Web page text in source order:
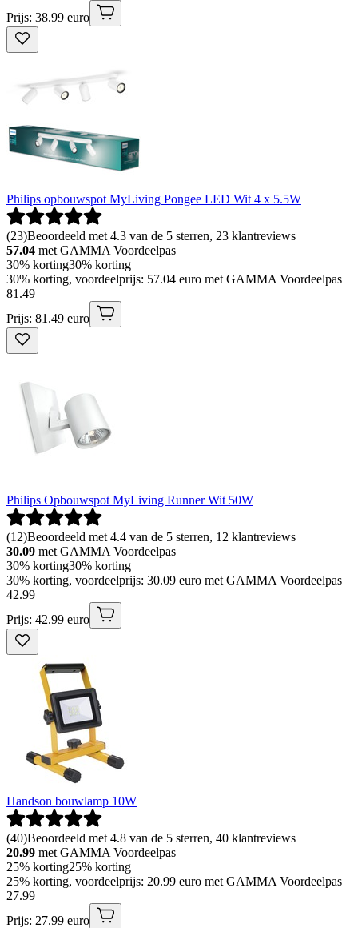
Prijs: 38.99 euro
Philips opbouwspot MyLiving Pongee LED Wit 4 x 5.5W
(23)Beoordeeld met 4.3 van de 5 sterren, 23 klantreviews
57.04 met GAMMA Voordeelpas
30% korting30% korting
30% korting, voordeelprijs: 57.04 euro met GAMMA Voordeelpas
81 .49
Prijs: 81.49 euro
Philips Opbouwspot MyLiving Runner Wit 50W
(12)Beoordeeld met 4.4 van de 5 sterren, 12 klantreviews
30.09 met GAMMA Voordeelpas
30% korting30% korting
30% korting, voordeelprijs: 30.09 euro met GAMMA Voordeelpas
42.99
Prijs: 42.99 euro
Handson bouwlamp 10W
(40)Beoordeeld met 4.8 van de 5 sterren, 40 klantreviews
20.99 met GAMMA Voordeelpas
25% korting25% korting
25% korting, voordeelprijs: 20.99 euro met GAMMA Voordeelpas
27.99
Prijs: 27.99 euro